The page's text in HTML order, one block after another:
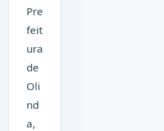
Pre
feit
ura
de
Oli
nd
a,